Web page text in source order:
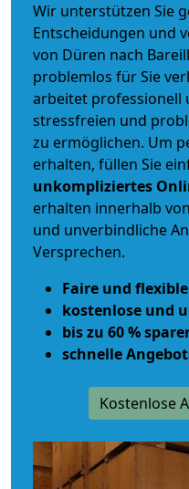
Wir unterstützen Sie
Entscheidungen und
von Düren nach
problemlos für Sie
arbeitet professionell
stressfreien und
zu ermöglichen. Um
erhalten, füllen Sie
unkompliziertes
erhalten innerhalb
und unverbindliche
Versprechen.
Faire und
kostenlose und
bis zu 60 %
schnelle
Kostenlose